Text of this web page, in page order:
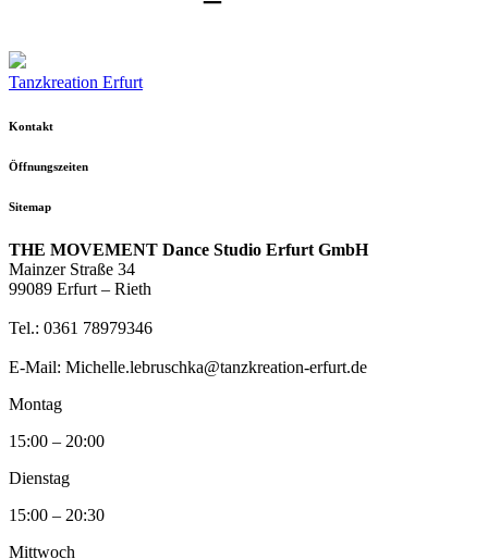
Tanzkreation Erfurt
Kontakt
Öffnungszeiten
Sitemap
THE MOVEMENT Dance Studio Erfurt GmbH
Mainzer Straße 34
99089 Erfurt – Rieth
Tel.: 0361 78979346
E-Mail: Michelle.lebruschka@tanzkreation-erfurt.de
Montag
15:00 – 20:00
Dienstag
15:00 – 20:30
Mittwoch